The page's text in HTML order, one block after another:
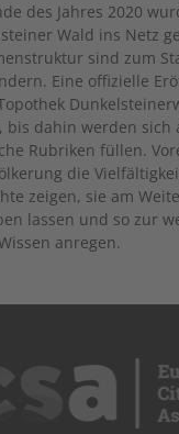
des Jahres 2020
Wald ins Netz
sind zum
Eine offizielle
bis dahin werden sich
Rubriken füllen.
die
zeigen, sie am
lassen und so zur
anregen.